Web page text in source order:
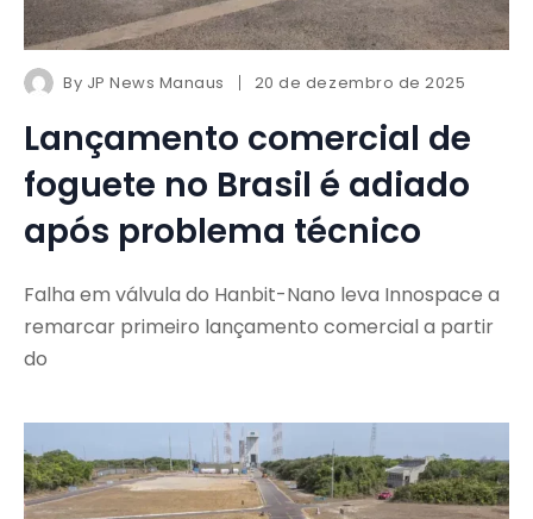
By JP News Manaus 20 de dezembro de 2025
Lançamento comercial de
foguete no Brasil é adiado
após problema técnico
Falha em válvula do Hanbit-Nano leva Innospace a
remarcar primeiro lançamento comercial a partir
do